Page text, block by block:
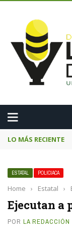
LO MÁS RECIENTE
ESTATAL POLICIACA
Home › Estatal ›
Ejecutan a
POR LA REDACCIÓN